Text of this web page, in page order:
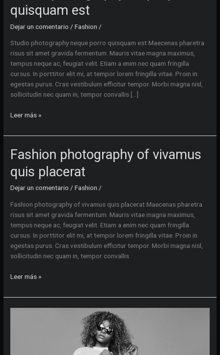
quisquam est
Dejar un comentario /Fashion /
Studio photography neque porro quisquam est Maecenas pharetra
risus sit amet gravida fermentum. Mauris vitae magna maximus,
tempus neque ac, feugiat velit. Etiam a enim nec quam fringilla
cursus. In porttitor elit mi, at tempor lorem fringilla vitae. Proin in
egestas purus. Cras vestibulum efficitur tempor. Morbi magna nisl,
sollicitudin nec quam in, tempor convallis […]
Studio
neque
quisquam
Leer más »
Fashion photography of vivamus
quis placerat
Dejar un comentario /Fashion /
Fashion photography of vivamus quis placerat Maecenas pharetra
risus sit amet gravida fermentum. Mauris vitae magna maximus,
tempus neque ac, feugiat velit. Etiam a enim nec quam fringilla
cursus. In porttitor elit mi, at tempor lorem fringilla vitae. Proin in
egestas purus. Cras vestibulum efficitur tempor. Morbi magna nisl,
sollicitudin nec quam in, tempor convallis
Fashion
of
vivamus
Leer más »